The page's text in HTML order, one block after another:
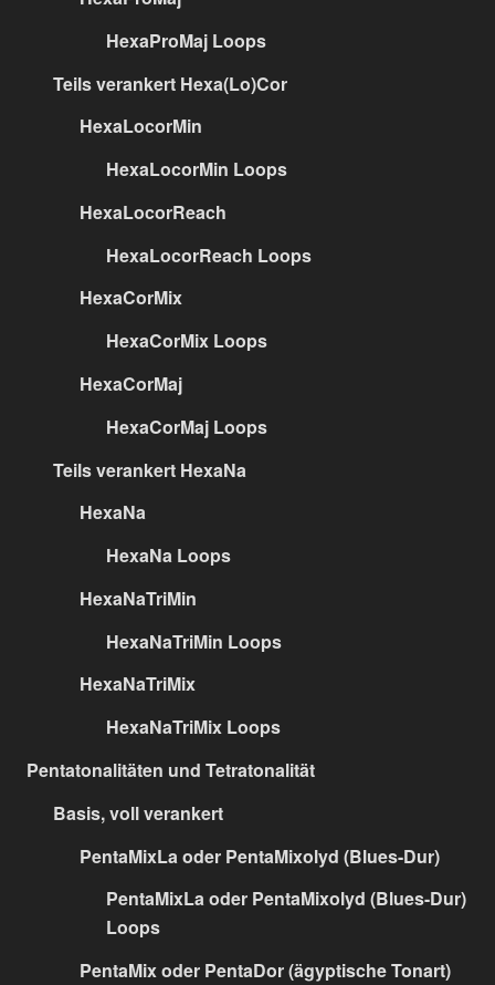
HexaProMaj Loops
Teils verankert Hexa(Lo)Cor
HexaLocorMin
HexaLocorMin Loops
HexaLocorReach
HexaLocorReach Loops
HexaCorMix
HexaCorMix Loops
HexaCorMaj
HexaCorMaj Loops
Teils verankert HexaNa
HexaNa
HexaNa Loops
HexaNaTriMin
HexaNaTriMin Loops
HexaNaTriMix
HexaNaTriMix Loops
Pentatonalitäten und Tetratonalität
Basis, voll verankert
PentaMixLa oder PentaMixolyd (Blues-Dur)
PentaMixLa oder PentaMixolyd (Blues-Dur)
Loops
PentaMix oder PentaDor (ägyptische Tonart)